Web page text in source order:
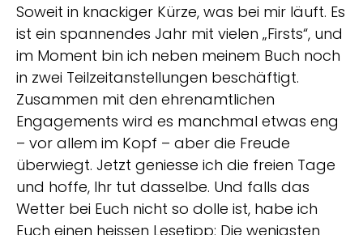
Soweit in knackiger Kürze, was bei mir läuft. Es
ist ein spannendes Jahr mit vielen „Firsts“, und
im Moment bin ich neben meinem Buch noch
in zwei Teilzeitanstellungen beschäftigt.
Zusammen mit den ehrenamtlichen
Engagements wird es manchmal etwas eng
– vor allem im Kopf – aber die Freude
überwiegt. Jetzt geniesse ich die freien Tage
und hoffe, Ihr tut dasselbe. Und falls das
Wetter bei Euch nicht so dolle ist, habe ich
Euch einen heissen Lesetipp: Die wenigsten